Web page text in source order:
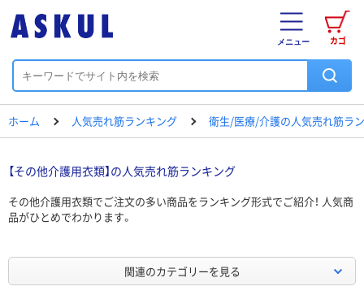
カゴ
メニュー
ホーム 人気売れ筋ランキング 衛生/医療/介護の人気売れ筋ラ
【その他介護用衣類】の人気売れ筋ランキング
その他介護用衣類でご注文の多い商品をランキング形式でご紹介！ 人気商
品がひとめでわかります。
関連のカテゴリーを見る